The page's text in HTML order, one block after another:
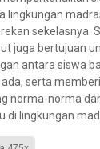
lingkungan
sekelasnya.
juga bertujuan
antara siswa
serta
norma-norma
di lingkungan